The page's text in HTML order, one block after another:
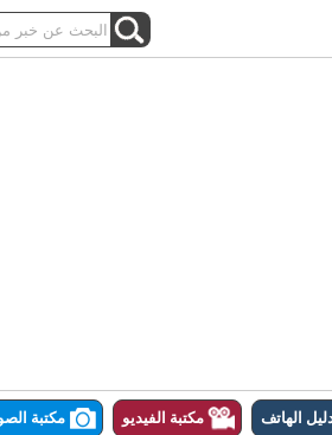
الهاتف مكتبة الفيديو مكتبة الصور